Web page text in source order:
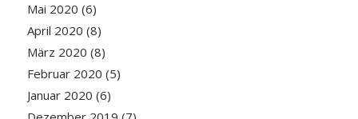
Mai 2020 (6)
April 2020 (8)
März 2020 (8)
Februar 2020 (5)
Januar 2020 (6)